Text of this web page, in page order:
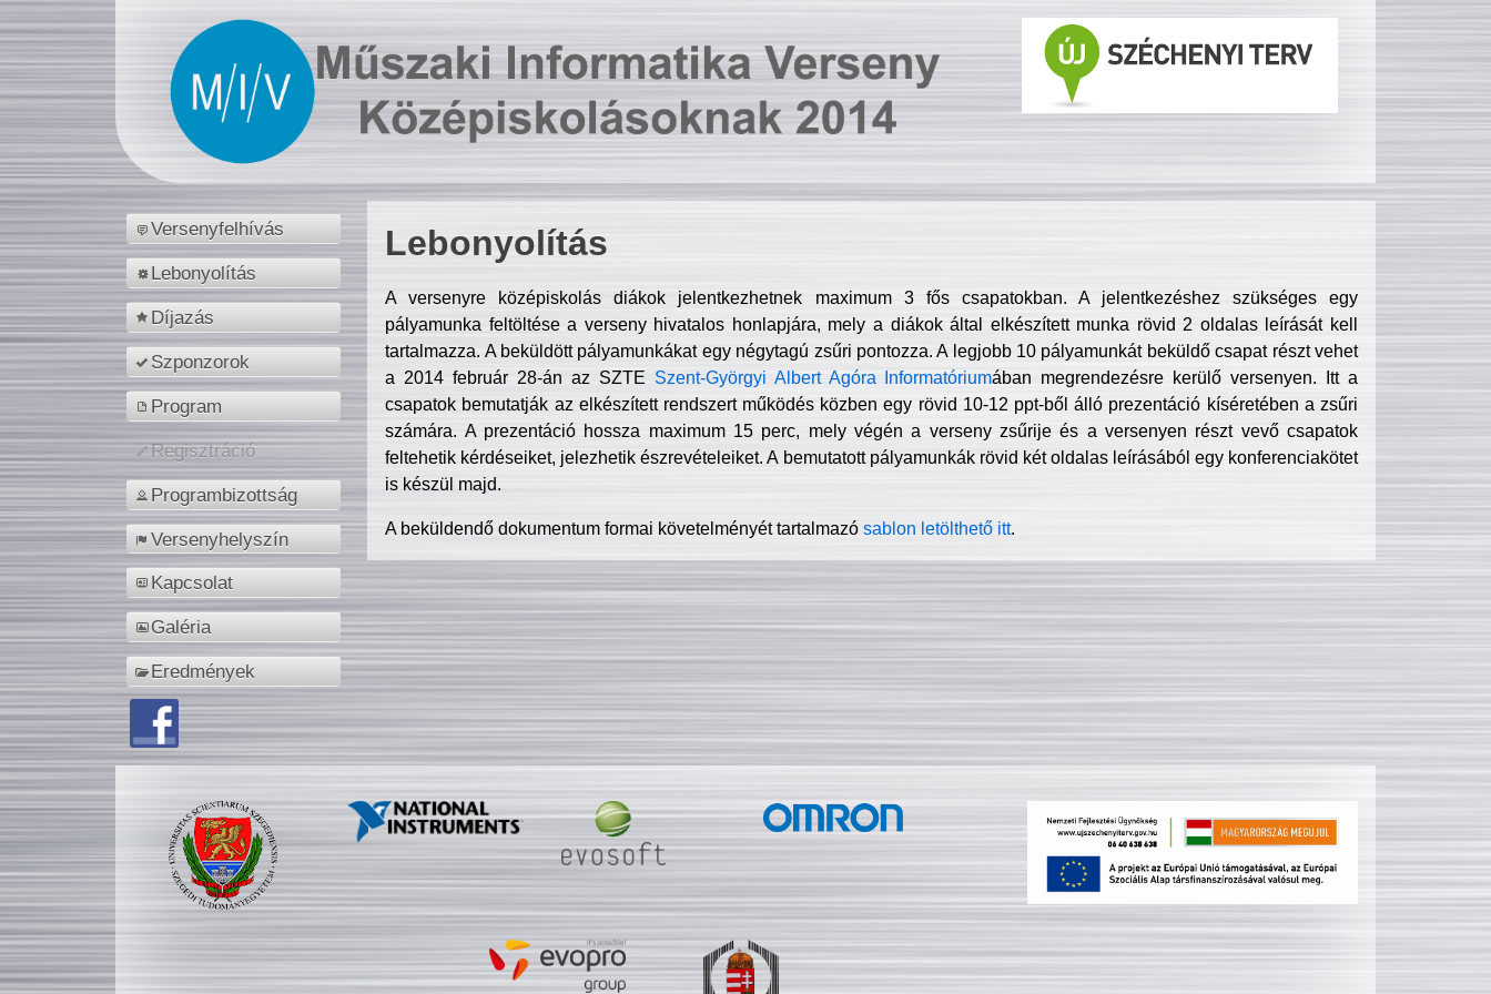
Versenyfelhívás
Lebonyolítás
Díjazás
Szponzorok
Program
Regisztráció
Programbizottság
Versenyhelyszín
Kapcsolat
Galéria
Eredmények
Lebonyolítás
A versenyre középiskolás diákok jelentkezhetnek maximum 3 fős csapatokban. A jelentkezéshez szükséges egy
pályamunka feltöltése a verseny hivatalos honlapjára, mely a diákok által elkészített munka rövid 2 oldalas leírását kell
tartalmazza. A beküldött pályamunkákat egy négytagú zsűri pontozza. A legjobb 10 pályamunkát beküldő csapat részt vehet
a 2014 február 28-án az SZTE Szent-Györgyi Albert Agóra Informatóriumában megrendezésre kerülő versenyen. Itt a
csapatok bemutatják az elkészített rendszert működés közben egy rövid 10-12 ppt-ből álló prezentáció kíséretében a zsűri
számára. A prezentáció hossza maximum 15 perc, mely végén a verseny zsűrije és a versenyen részt vevő csapatok
feltehetik kérdéseiket, jelezhetik észrevételeiket. A bemutatott pályamunkák rövid két oldalas leírásából egy konferenciakötet
is készül majd.
A beküldendő dokumentum formai követelményét tartalmazósablon letölthető itt.